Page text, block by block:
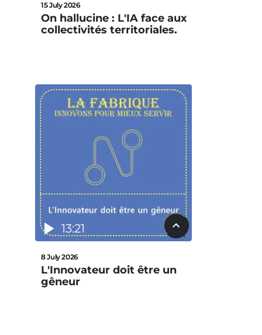
15 July 2026
On hallucine : L'IA face aux
collectivités territoriales.
13:21
8 July 2026
L'Innovateur doit être un
gêneur